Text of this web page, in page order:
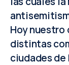
Hoy nuestro
distintas
ciudades de